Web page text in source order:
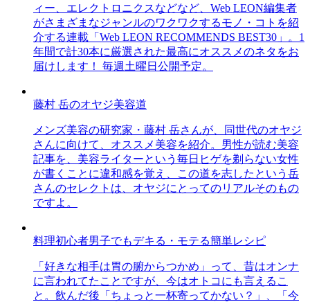
ィー、エレクトロニクスなどなど、Web LEON編集者
がさまざまなジャンルのワクワクするモノ・コトを紹
介する連載「Web LEON RECOMMENDS BEST30」。1
年間で計30本に厳選された最高にオススメのネタをお
届けします！ 毎週土曜日公開予定。
藤村 岳のオヤジ美容道
メンズ美容の研究家・藤村 岳さんが、同世代のオヤジ
さんに向けて、オススメ美容を紹介。男性が読む美容
記事を、美容ライターという毎日ヒゲを剃らない女性
が書くことに違和感を覚え、この道を志したという岳
さんのセレクトは、オヤジにとってのリアルそのもの
ですよ。
料理初心者男子でもデキる・モテる簡単レシピ
「好きな相手は胃の腑からつかめ」って、昔はオンナ
に言われてたことですが、今はオトコにも言えるこ
と。飲んだ後「ちょっと一杯寄ってかない？」、「今